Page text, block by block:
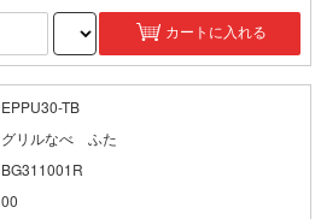
カートに入れる
EPPU30-TB
グリルなべ ふた
BG311001R
00